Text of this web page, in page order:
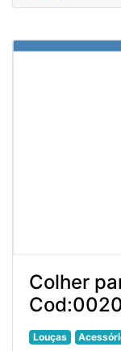
Colher
Louças